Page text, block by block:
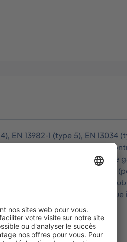
13982-1 (type 5), EN 13034
de manière optimale
résistante à une large
aux liquides - taille : XL
fermeture à glissière avec
- polymère